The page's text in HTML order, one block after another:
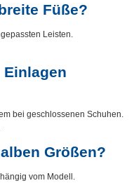
Füße?
Leisten.
bei geschlossenen Schuhen.
Größen?
vom Modell.